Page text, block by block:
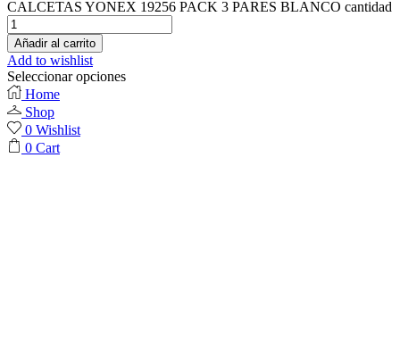
CALCETAS YONEX 19256 PACK 3 PARES BLANCO cantidad
Añadir al carrito
Add to wishlist
Seleccionar opciones
Home
Shop
0 Wishlist
0 Cart